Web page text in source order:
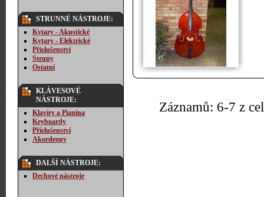
STRUNNÉ NÁSTROJE:
Kytary - Akustické
Kytary - Elektrické
Příslušenství
Struny
Ostatní
KLÁVESOVÉ
NÁSTROJE:
Klavíry a Pianina
Keyboardy
Příslušenství
Akordeony
DALŠÍ NÁSTROJE:
Dechové nástroje
Záznamů: 6-7 z